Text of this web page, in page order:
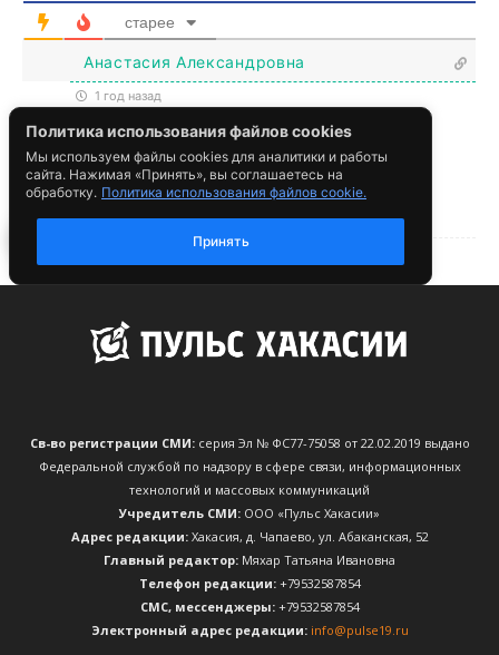
Св-во регистрации СМИ:серия Эл № ФС77-75058 от 22.02.2019 выдано
Федеральной службой по надзору в сфере связи, информационных
технологий и массовых коммуникаций
Учредитель СМИ: ООО «Пульс Хакасии»
Адрес редакции:Хакасия, д. Чапаево, ул. Абаканская, 52
Главный редактор: Мяхар Татьяна Ивановна
Телефон редакции:+79532587854
CМС, мессенджеры:+79532587854
Электронный адрес редакции: info@pulse19.ru